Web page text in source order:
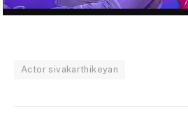
Actor sivakarthikeyan